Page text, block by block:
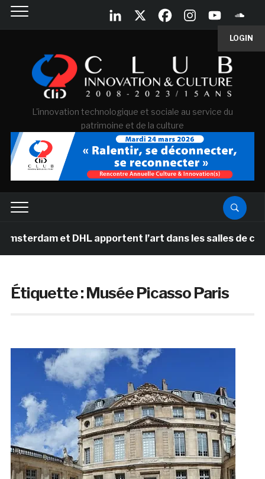
LOGIN
L'innovation technologique et sociale au service du
patrimoine et de la culture
et DHL apportent l’art dans les salles de classe des
Étiquette :Musée Picasso Paris